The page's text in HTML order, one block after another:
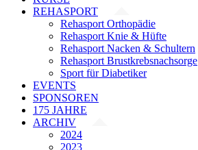
REHASPORT
Rehasport Orthopädie
Rehasport Knie & Hüfte
Rehasport Nacken & Schultern
Rehasport Brustkrebsnachsorge
Sport für Diabetiker
EVENTS
SPONSOREN
175 JAHRE
ARCHIV
2024
2023